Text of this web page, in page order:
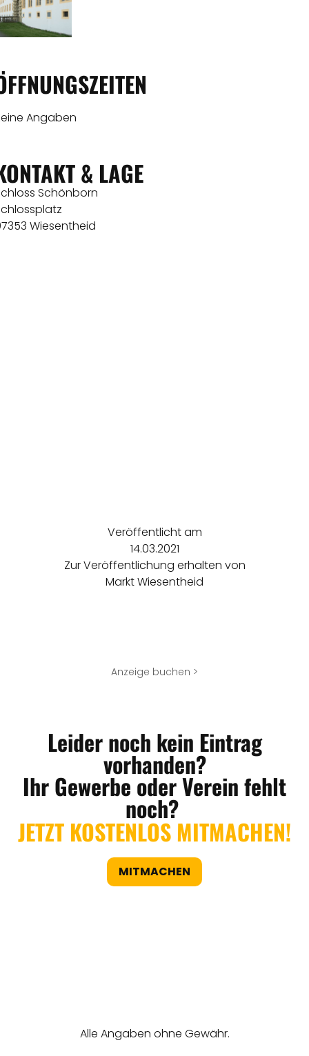
Angaben
& LAGE
Schönborn
Wiesentheid
Veröffentlicht am
14.03.2021
Zur Veröffentlichung erhalten von
Markt Wiesentheid
Anzeige buchen >
Leider noch kein Eintrag
vorhanden?
Ihr Gewerbe oder Verein fehlt
noch?
JETZT KOSTENLOS MITMACHEN!
MITMACHEN